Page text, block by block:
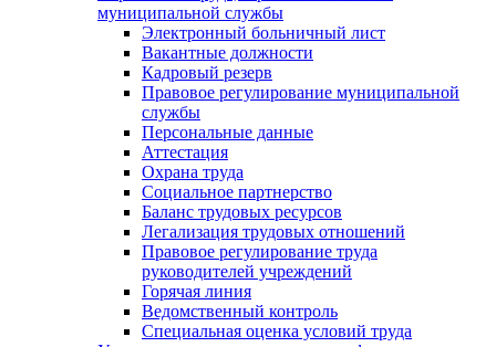
муниципальной службы
Электронный больничный лист
Вакантные должности
Кадровый резерв
Правовое регулирование муниципальной
службы
Персональные данные
Аттестация
Охрана труда
Социальное партнерство
Баланс трудовых ресурсов
Легализация трудовых отношений
Правовое регулирование труда
руководителей учреждений
Горячая линия
Ведомственный контроль
Специальная оценка условий труда